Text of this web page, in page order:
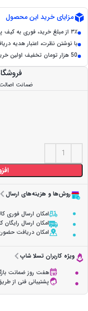
مزایای خرید این محصول
۳٪ از مبلغ خرید، فوری به کیف پولت برمی‌گرده
با نوشتن نظرت، اعتبار هدیه
50 هزار تومان تخفیف اولین خرید با کد TESLA
ضمانت
روش‌ها و هزینه‌های ارسال
امکان ارسال فوری
امکان ارسال رایگان
امکان دریافت
ویژه کاربران تسلا شاپ
هفت روز ضمانت
پشتیبانی فنی از